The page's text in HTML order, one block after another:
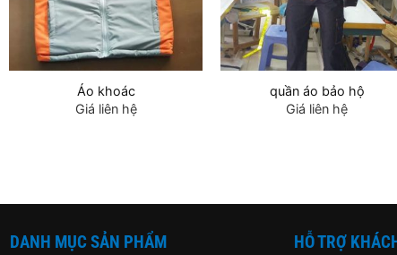
Áo khoác
Giá liên hệ
quần áo bảo hộ
Giá liên hệ